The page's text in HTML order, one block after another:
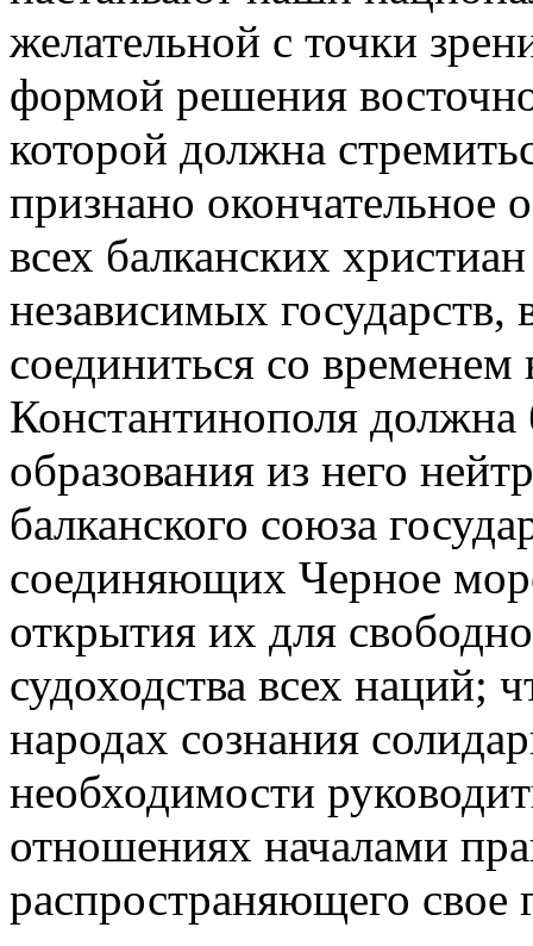
желательной с точки
формой решения
которой должна
признано окончательное
всех балканских
независимых
соединиться со
Константинополя
образования из него
балканского союза
соединяющих Черное
открытия их для
судоходства всех наций;
народах сознания
необходимости
отношениях началами
распространяющего свое